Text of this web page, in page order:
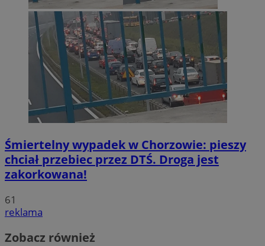
Śmiertelny wypadek w Chorzowie: pieszy
chciał przebiec przez DTŚ. Droga jest
zakorkowana!
61
reklama
Zobacz również